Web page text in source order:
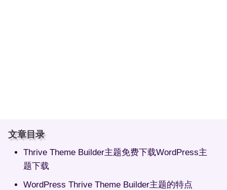
文章目录
Thrive Theme Builder主题免费下载WordPress主
题下载
WordPress Thrive Theme Builder主题的特点